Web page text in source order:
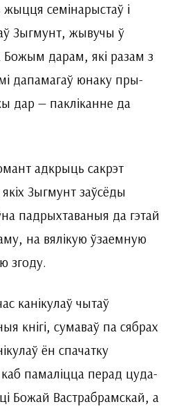
семінарыстаў і
Зыгмунт, жывучы ў
Божым дарам, які разам з
дапамагаў юнаку пры­
дар — пакліканне да
адкрыць сакрэт
Зыгмунт заўсёды
падрыхтаваныя да гэтай
на вялікую ўзаемную
згоду.
канікулаў чытаў
кнігі, сумаваў па сябрах
ён спачатку
каб памаліцца перад цуда­
Божай Вастрабрамскай, а